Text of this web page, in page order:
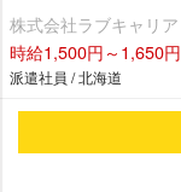
株式会社ラブキャリア
時給1,500円～1,650円
派遣社員 / 北海道